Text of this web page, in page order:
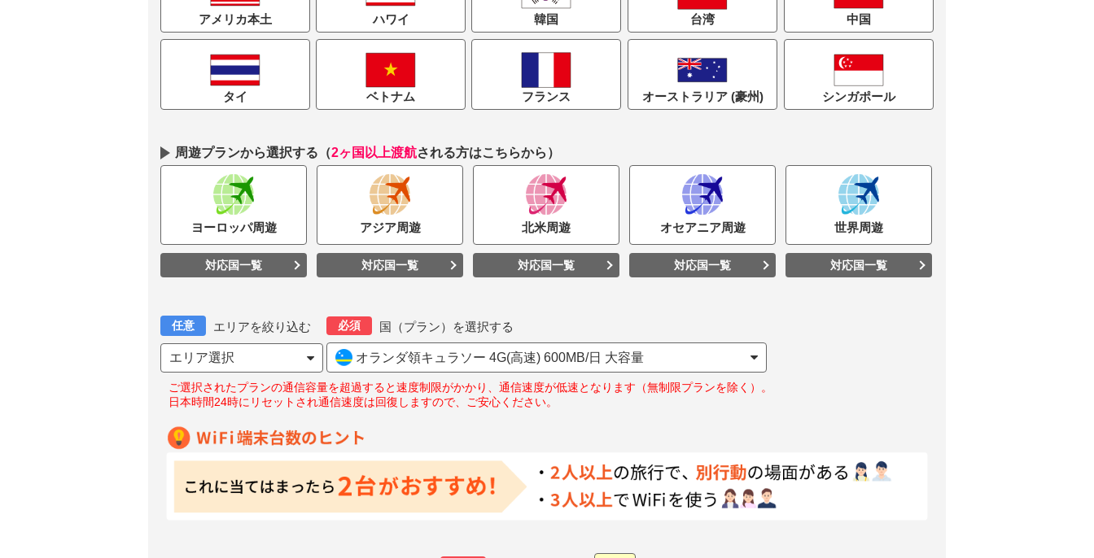
アメリカ本土 ハワイ 韓国 台湾 中国
タイ ベトナム フランス オーストラリア (豪州) シンガポール
周遊プランから選択する （2ヶ国以上渡航される方はこちらから）
ヨーロッパ周遊
対応国一覧
アジア周遊
対応国一覧
北米周遊
対応国一覧
オセアニア周遊
対応国一覧
世界周遊
対応国一覧
任意 エリアを絞り込む
エリア選択
必須 国（プラン）を選択する
オランダ領キュラソー 4G(高速) 600MB/日 大容量
ご選択されたプランの通信容量を超過すると速度制限がかかり、通信速度が低速となります（無制限プランを除く）。
日本時間24時にリセットされ通信速度は回復しますので、ご安心ください。